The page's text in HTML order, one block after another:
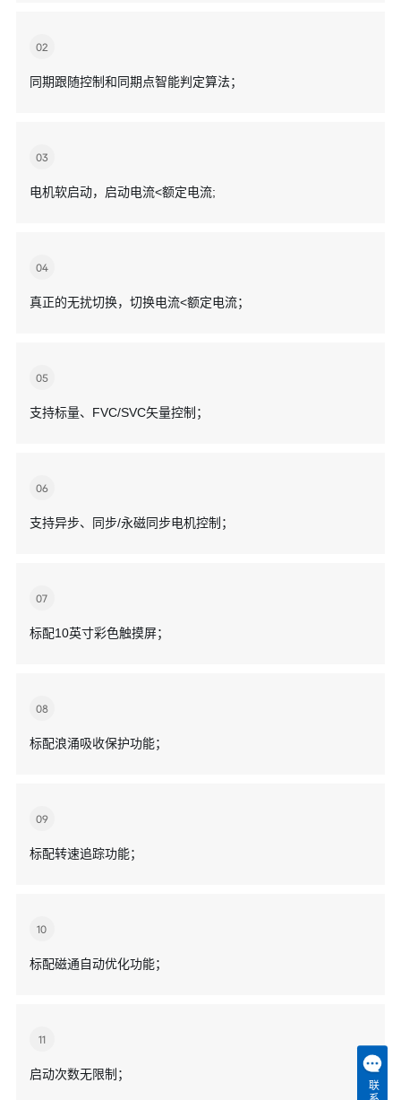
02
同期跟随控制和同期点智能判定算法；
03
电机软启动，启动电流<额定电流;
04
真正的无扰切换，切换电流<额定电流；
05
支持标量、FVC/SVC矢量控制；
06
支持异步、同步/永磁同步电机控制；
07
标配10英寸彩色触摸屏；
08
标配浪涌吸收保护功能；
09
标配转速追踪功能；
10
标配磁通自动优化功能；
11
启动次数无限制；